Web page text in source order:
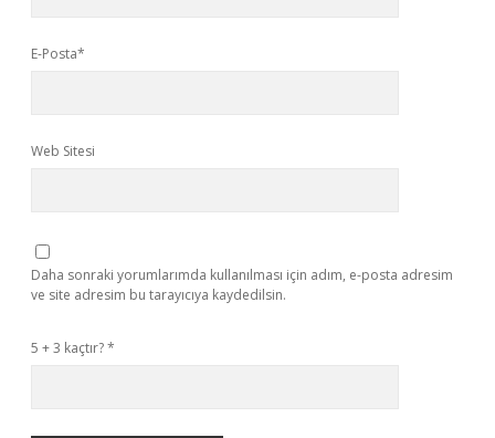
E-Posta*
Web Sitesi
Daha sonraki yorumlarımda kullanılması için adım, e-posta adresim
ve site adresim bu tarayıcıya kaydedilsin.
5 + 3 kaçtır?*